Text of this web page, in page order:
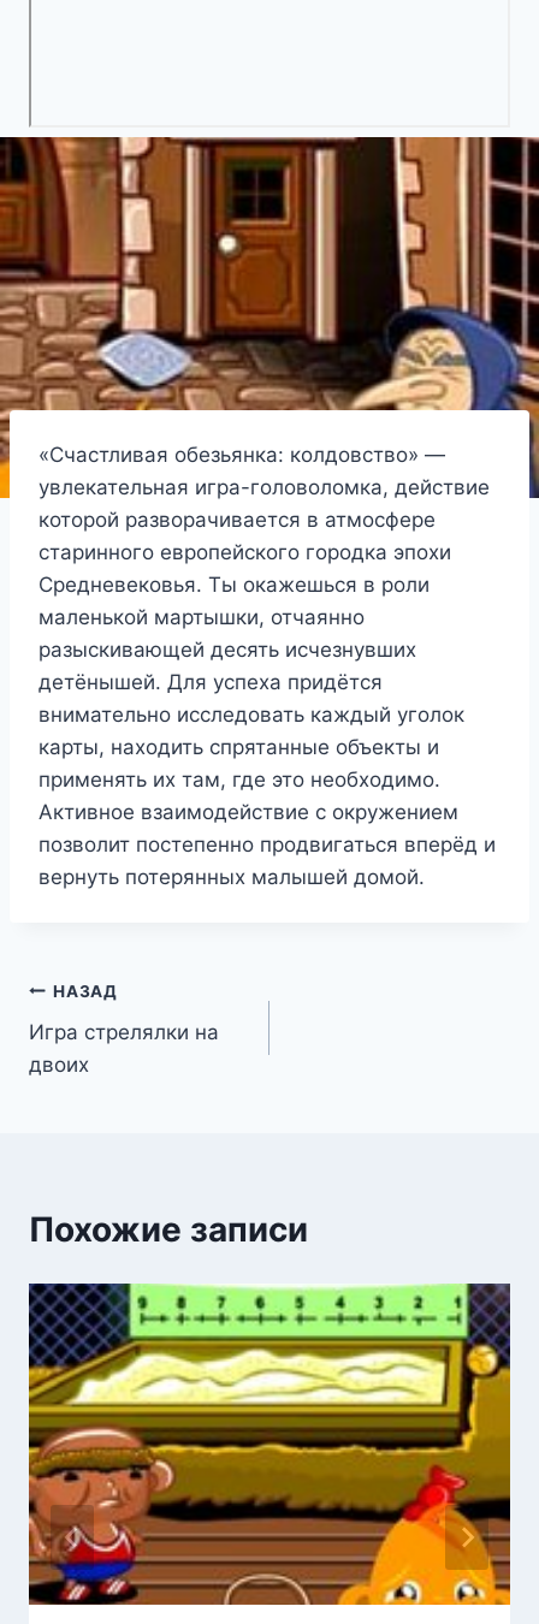
«Счастливая обезьянка: колдовство» —
увлекательная игра-головоломка, действие
которой разворачивается в атмосфере
старинного европейского городка эпохи
Средневековья. Ты окажешься в роли
маленькой мартышки, отчаянно
разыскивающей десять исчезнувших
детёнышей. Для успеха придётся
внимательно исследовать каждый уголок
карты, находить спрятанные объекты и
применять их там, где это необходимо.
Активное взаимодействие с окружением
позволит постепенно продвигаться вперёд и
вернуть потерянных малышей домой.
Навигация
по
НАЗАД
Игра стрелялки на
двоих
Похожие записи